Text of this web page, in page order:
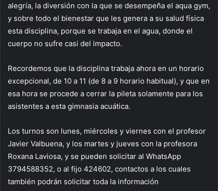
alegría, la diversión con la que se desempeña el aqua gym,
y sobre todo el bienestar que les genera a su salud física
esta disciplina, porque se trabaja en el agua, donde el
cuerpo no sufre casi del impacto.
Recordemos que la disciplina trabaja ahora en un horario
excepcional, de 10 a 11 (de 8 a 9 horario habitual), y que en
esa hora se procede a cerrar la pileta solamente para los
asistentes a esta gimnasia acuática.
Los turnos son lunes, miércoles y viernes con el profesor
Javier Valbuena, y los martes y jueves con la profesora
Roxana Laviosa, y se pueden solicitar al WhatsApp
3794588352, o al fijo 424602, contactos a los cuales
también podrán solicitar toda la información